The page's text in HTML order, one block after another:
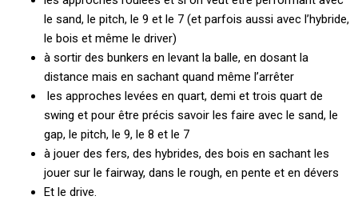
le sand, le pitch, le 9 et le 7 (et parfois aussi avec l’hybride,
le bois et même le driver)
à sortir des bunkers en levant la balle, en dosant la
distance mais en sachant quand même l’arrêter
les approches levées en quart, demi et trois quart de
swing et pour être précis savoir les faire avec le sand, le
gap, le pitch, le 9, le 8 et le 7
à jouer des fers, des hybrides, des bois en sachant les
jouer sur le fairway, dans le rough, en pente et en dévers
Et le drive.